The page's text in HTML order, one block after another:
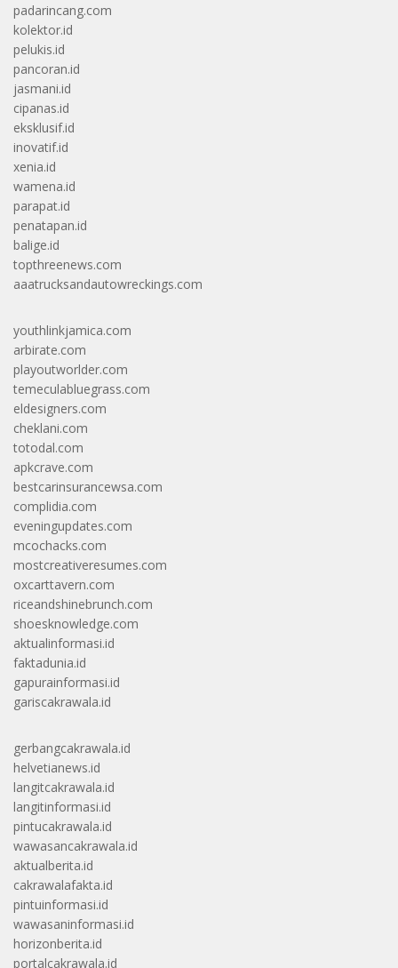
padarincang.com
kolektor.id
pelukis.id
pancoran.id
jasmani.id
cipanas.id
eksklusif.id
inovatif.id
xenia.id
wamena.id
parapat.id
penatapan.id
balige.id
topthreenews.com
aaatrucksandautowreckings.com
youthlinkjamica.com
arbirate.com
playoutworlder.com
temeculabluegrass.com
eldesigners.com
cheklani.com
totodal.com
apkcrave.com
bestcarinsurancewsa.com
complidia.com
eveningupdates.com
mcochacks.com
mostcreativeresumes.com
oxcarttavern.com
riceandshinebrunch.com
shoesknowledge.com
aktualinformasi.id
faktadunia.id
gapurainformasi.id
gariscakrawala.id
gerbangcakrawala.id
helvetianews.id
langitcakrawala.id
langitinformasi.id
pintucakrawala.id
wawasancakrawala.id
aktualberita.id
cakrawalafakta.id
pintuinformasi.id
wawasaninformasi.id
horizonberita.id
portalcakrawala.id